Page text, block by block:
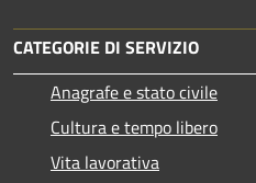
CATEGORIE DI SERVIZIO
Anagrafe e stato civile
Cultura e tempo libero
Vita lavorativa